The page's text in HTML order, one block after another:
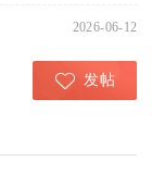
2026-06-12
发帖